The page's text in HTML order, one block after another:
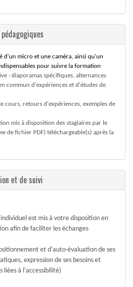
d'un micro et une caméra, ainsi qu'un
pour suivre la formation
: diaporamas spécifiques, alternances
commun d'expériences et d'études de
cours, retours d'expériences, exemples de
mis à disposition des stagiaires par le
de fichier PDF) téléchargeable(s) après la
et de suivi
est mis à votre disposition en
afin de faciliter les échanges
et d'auto-évaluation de ses
expression de ses besoins et
liées à l'accessibilité)